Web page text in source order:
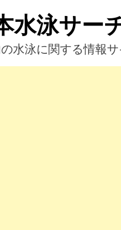
水泳サー
水泳に関する情報サ